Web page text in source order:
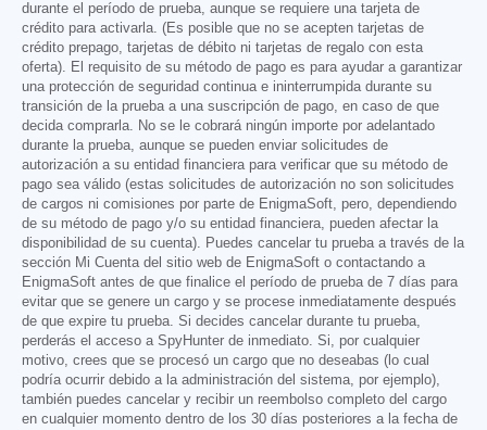
durante el período de prueba, aunque se requiere una tarjeta de
crédito para activarla. (Es posible que no se acepten tarjetas de
crédito prepago, tarjetas de débito ni tarjetas de regalo con esta
oferta). El requisito de su método de pago es para ayudar a garantizar
una protección de seguridad continua e ininterrumpida durante su
transición de la prueba a una suscripción de pago, en caso de que
decida comprarla. No se le cobrará ningún importe por adelantado
durante la prueba, aunque se pueden enviar solicitudes de
autorización a su entidad financiera para verificar que su método de
pago sea válido (estas solicitudes de autorización no son solicitudes
de cargos ni comisiones por parte de EnigmaSoft, pero, dependiendo
de su método de pago y/o su entidad financiera, pueden afectar la
disponibilidad de su cuenta). Puedes cancelar tu prueba a través de la
sección Mi Cuenta del sitio web de EnigmaSoft o contactando a
EnigmaSoft antes de que finalice el período de prueba de 7 días para
evitar que se genere un cargo y se procese inmediatamente después
de que expire tu prueba. Si decides cancelar durante tu prueba,
perderás el acceso a SpyHunter de inmediato. Si, por cualquier
motivo, crees que se procesó un cargo que no deseabas (lo cual
podría ocurrir debido a la administración del sistema, por ejemplo),
también puedes cancelar y recibir un reembolso completo del cargo
en cualquier momento dentro de los 30 días posteriores a la fecha de